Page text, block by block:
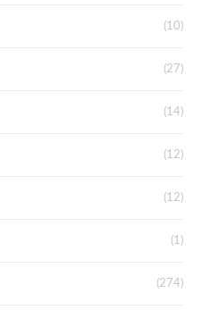
(10)
(27)
(14)
(12)
(12)
(1)
(274)